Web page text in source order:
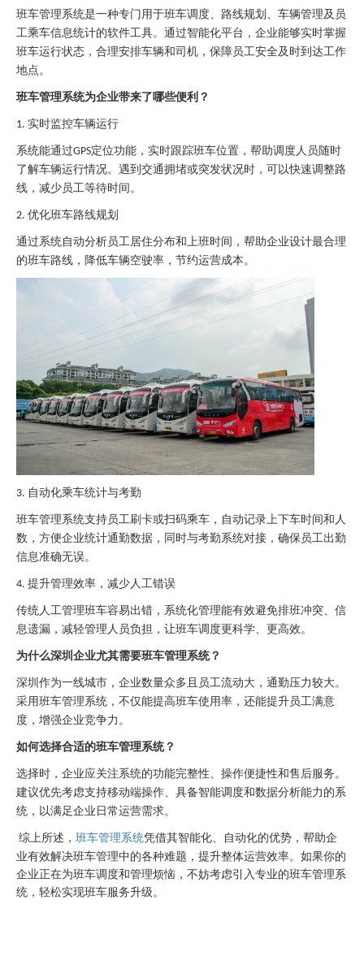
班车管理系统是一种专门用于班车调度、路线规划、车辆管理及员
工乘车信息统计的软件工具。通过智能化平台，企业能够实时掌握
班车运行状态，合理安排车辆和司机，保障员工安全及时到达工作
地点。
班车管理系统为企业带来了哪些便利？
1. 实时监控车辆运行
系统能通过GPS定位功能，实时跟踪班车位置，帮助调度人员随时
了解车辆运行情况。遇到交通拥堵或突发状况时，可以快速调整路
线，减少员工等待时间。
2. 优化班车路线规划
通过系统自动分析员工居住分布和上班时间，帮助企业设计最合理
的班车路线，降低车辆空驶率，节约运营成本。
3. 自动化乘车统计与考勤
班车管理系统支持员工刷卡或扫码乘车，自动记录上下车时间和人
数，方便企业统计通勤数据，同时与考勤系统对接，确保员工出勤
信息准确无误。
4. 提升管理效率，减少人工错误
传统人工管理班车容易出错，系统化管理能有效避免排班冲突、信
息遗漏，减轻管理人员负担，让班车调度更科学、更高效。
为什么深圳企业尤其需要班车管理系统？
深圳作为一线城市，企业数量众多且员工流动大，通勤压力较大。
采用班车管理系统，不仅能提高班车使用率，还能提升员工满意
度，增强企业竞争力。
如何选择合适的班车管理系统？
选择时，企业应关注系统的功能完整性、操作便捷性和售后服务。
建议优先考虑支持移动端操作、具备智能调度和数据分析能力的系
统，以满足企业日常运营需求。
综上所述， 班车管理系统凭借其智能化、自动化的优势，帮助企
业有效解决班车管理中的各种难题，提升整体运营效率。如果你的
企业正在为班车调度和管理烦恼，不妨考虑引入专业的班车管理系
统，轻松实现班车服务升级。